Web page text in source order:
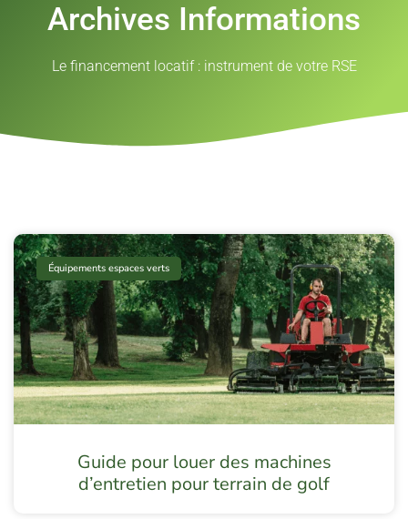
Archives Informations
Le financement locatif : instrument de votre RSE
Équipements espaces verts
Guide pour louer des machines
d’entretien pour terrain de golf